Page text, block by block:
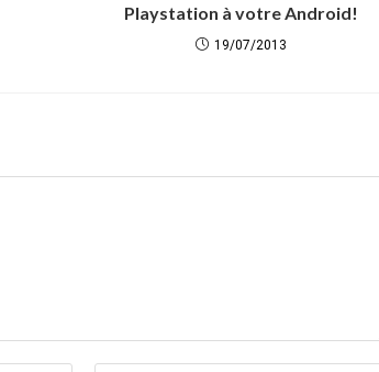
Playstation à votre Android!
19/07/2013